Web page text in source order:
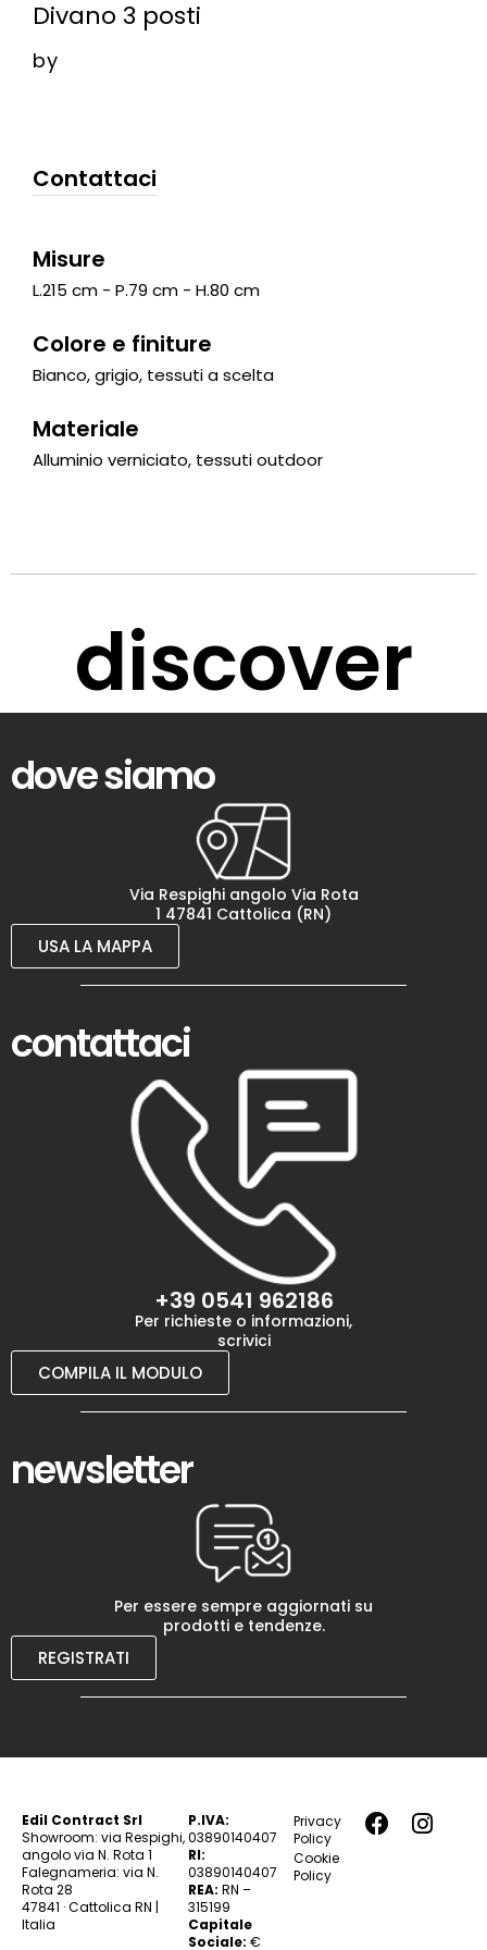
Divano 3 posti
by
Contattaci
Misure
L.215 cm - P.79 cm - H.80 cm
Colore e finiture
Bianco, grigio, tessuti a scelta
Materiale
Alluminio verniciato, tessuti outdoor
discover
dove siamo
Via Respighi angolo Via Rota
1 47841 Cattolica (RN)
USA LA MAPPA
contattaci
+39 0541 962186
Per richieste o informazioni,
scrivici
COMPILA IL MODULO
newsletter
Per essere sempre aggiornati su
prodotti e tendenze.
REGISTRATI
Edil Contract Srl
Showroom: via Respighi,
angolo via N. Rota 1
Falegnameria: via N.
Rota 28
47841 · Cattolica RN |
Italia
P.IVA:
03890140407
RI:
03890140407
REA: RN –
315199
Capitale
Sociale: €
Privacy
Policy
Cookie
Policy